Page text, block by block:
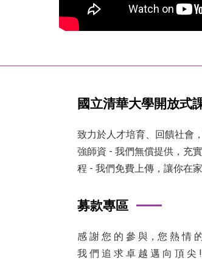
國立清華大學開放式
致力於人才培育、回饋社會
強師資 - 我們無償提供，充
程 - 我們免費上傳，讓你在
募款專區
感 謝 您 的 參 與，您 熱 情
我 們 追 求 卓 越 邁 向 頂 尖 !